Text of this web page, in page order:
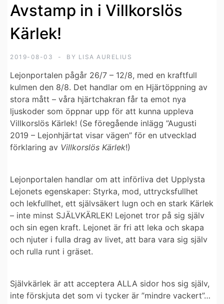
Avstamp in i Villkorslös
Kärlek!
2019-08-03 BY LISA AURELIUS
Lejonportalen pågår 26/7 – 12/8, med en kraftfull
kulmen den 8/8. Det handlar om en Hjärtöppning av
stora mått – våra hjärtchakran får ta emot nya
ljuskoder som öppnar upp för att kunna uppleva
Villkorslös Kärlek! (Se föregående inlägg ”Augusti
2019 – Lejonhjärtat visar vägen” för en utvecklad
förklaring av Villkorslös Kärlek!)
Lejonportalen handlar om att införliva det Upplysta
Lejonets egenskaper: Styrka, mod, uttrycksfullhet
och lekfullhet, ett självsäkert lugn och en stark Kärlek
– inte minst SJÄLVKÄRLEK! Lejonet tror på sig själv
och sin egen kraft. Lejonet är fri att leka och skapa
och njuter i fulla drag av livet, att bara vara sig själv
och rulla runt i gräset.
Självkärlek är att acceptera ALLA sidor hos sig själv,
inte förskjuta det som vi tycker är ”mindre vackert”…